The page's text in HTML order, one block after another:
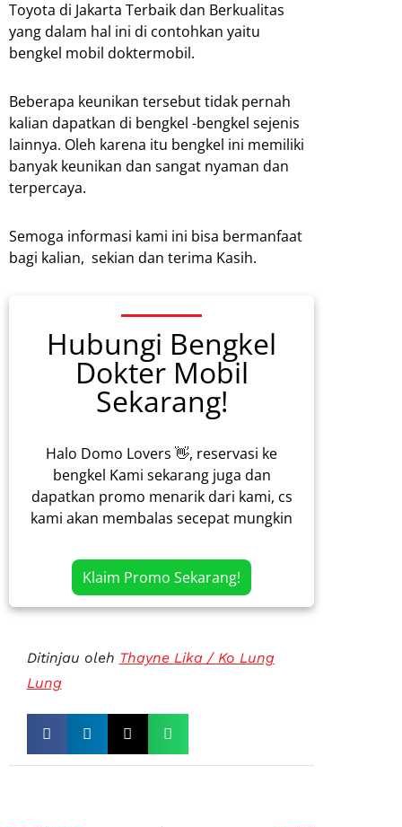
Toyota di Jakarta Terbaik dan Berkualitas
yang dalam hal ini di contohkan yaitu
bengkel mobil doktermobil.
Beberapa keunikan tersebut tidak pernah
kalian dapatkan di bengkel -bengkel sejenis
lainnya. Oleh karena itu bengkel ini memiliki
banyak keunikan dan sangat nyaman dan
terpercaya.
Semoga informasi kami ini bisa bermanfaat
bagi kalian, sekian dan terima Kasih.
Hubungi Bengkel
Dokter Mobil
Sekarang!
Halo Domo Lovers 👋, reservasi ke
bengkel Kami sekarang juga dan
dapatkan promo menarik dari kami, cs
kami akan membalas secepat mungkin
Klaim Promo Sekarang!
Ditinjau oleh Thayne Lika / Ko Lung
Lung